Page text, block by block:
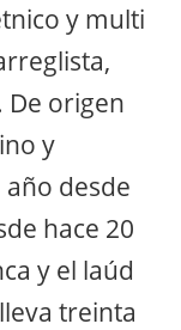
y multi
origen
y
desde
hace 20
y el laúd
treinta